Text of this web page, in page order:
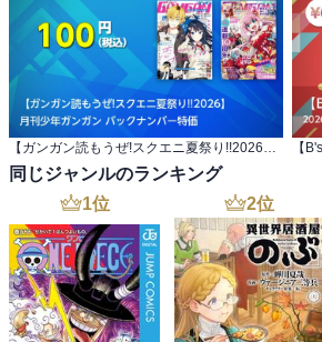
【ガンガン読もうぜ!スクエニ夏祭り!!2026】 月刊少年ガンガン バックナンバー特価
同じジャンルのランキング
1位 2位